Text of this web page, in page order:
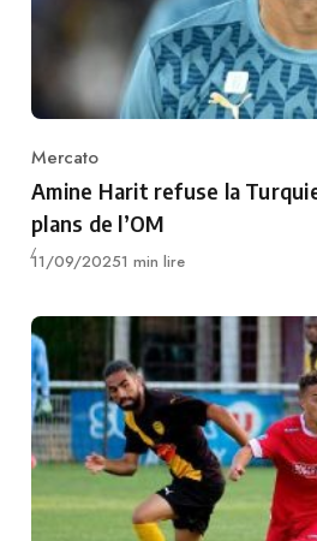
Category
Mercato
Amine Harit refuse la
plans de l’OM
Publié
11/09/20251 min lire